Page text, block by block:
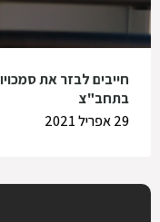
חייבים לבזר את
בתחב"צ
29 אפריל 2021